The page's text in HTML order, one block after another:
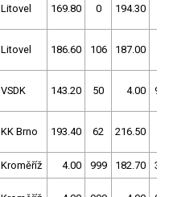
Litovel 169.80 0 194.30
Litovel 186.60 106 187.00
VSDK 143.20 50 4.00
KK Brno 193.40 62 216.50
Kroměříž 4.00 999 182.70